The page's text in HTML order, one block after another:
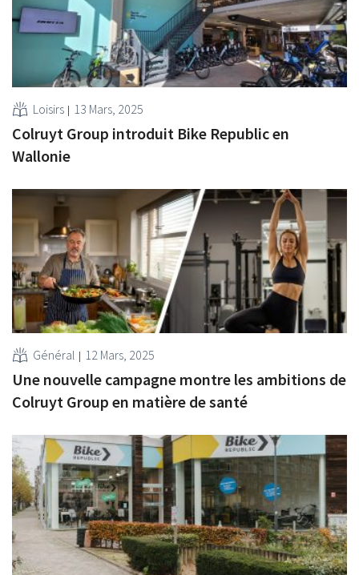
Loisirs 13 Mars, 2025
Colruyt Group introduit Bike Republic en
Wallonie
Général 12 Mars, 2025
Une nouvelle campagne montre les ambitions de
Colruyt Group en matière de santé